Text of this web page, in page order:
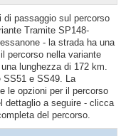
di passaggio sul percorso
Tramite SP148-
- la strada ha una
percorso nella variante
lunghezza di 172 km.
SS51 e SS49. La
le opzioni per il percorso
dettaglio a seguire - clicca
del percorso.